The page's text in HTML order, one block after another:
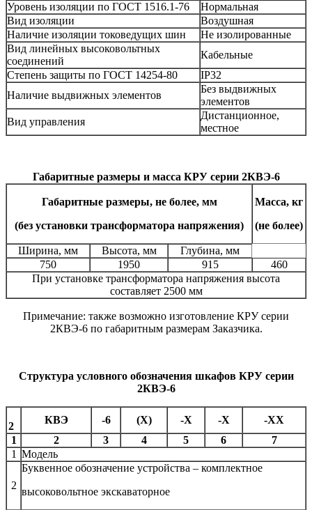
Уровень изоляции по ГОСТ 1516.1-76
Нормальная
Вид изоляции
Воздушная
Наличие изоляции токоведущих шин
Не изолированные
Вид линейных высоковольтных
соединений
Кабельные
Степень защиты по ГОСТ 14254-80
IP32
Наличие выдвижных элементов
Без выдвижных
элементов
Вид управления
Дистанционное,
местное
Габаритные размеры и масса КРУ серии 2КВЭ-6
Габаритные размеры, не более, мм
(без установки трансформатора напряжения)
Масса, кг
(не более)
Ширина, мм Высота, мм
Глубина, мм
750
1950 915
460
При установке трансформатора напряжения высота
составляет 2500 мм
Примечание: также возможно изготовление КРУ серии
2КВЭ-6 по габаритным размерам Заказчика.
Структура условного обозначения шкафов КРУ серии
2КВЭ-6
2
КВЭ -6 (Х) -Х -Х
-ХХ
1
2 3 4 5 6
7
1 Модель
2
Буквенное обозначение устройства – комплектное
высоковольтное экскаваторное